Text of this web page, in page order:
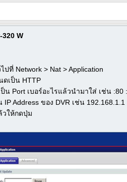
320 W
ปที่ Network > Nat > Application
ดเป็น HTTP
น Port เบอร์อะไรแล้วนำมาใส่ เช่น :80
IP Address ของ DVR เช่น 192.168.1.1
วให้กดปุ่ม